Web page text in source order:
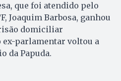
que foi atendido pelo
Joaquim Barbosa, ganhou
domiciliar
parlamentar voltou a
da Papuda.